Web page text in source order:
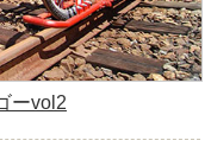
ーvol2